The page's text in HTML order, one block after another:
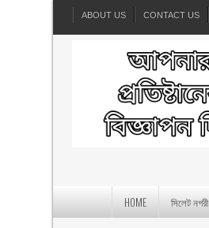
ABOUT US CONTACT US
HOME সিলেট নগরী